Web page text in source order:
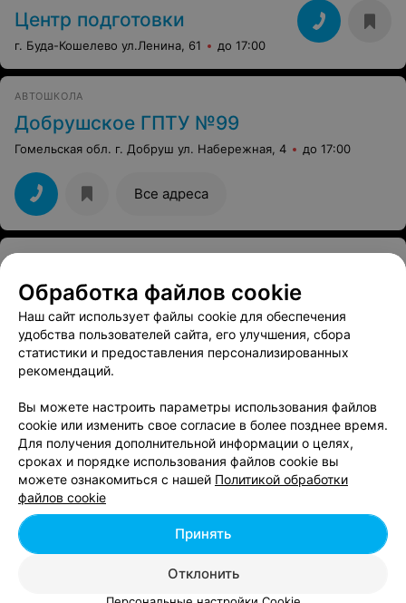
Центр подготовки
г. Буда-Кошелево ул.Ленина, 61 до 17:00
АВТОШКОЛА
Добрушское ГПТУ №99
Гомельская обл. г. Добруш ул. Набережная, 4 до 17:00
Все адреса
АВТОШКОЛА
АвтоУчСервис
г. Рогачев ул. Ленина, 142/4в до 17:00
Все адреса
АВТОШКОЛА, АВТОДРОМ
БелТехМастер-Столица
г. Светлогорск ул. Интернациональная, 38
до 17:00
Обработка файлов cookie
Наш сайт использует файлы cookie для обеспечения
удобства пользователей сайта, его улучшения, сбора
статистики и предоставления персонализированных
рекомендаций.
Вы можете настроить параметры использования файлов
cookie или изменить свое согласие в более позднее время.
Для получения дополнительной информации о целях,
сроках и порядке использования файлов cookie вы
можете ознакомиться с нашей Политикой обработки
файлов cookie
Отклонить
Принять